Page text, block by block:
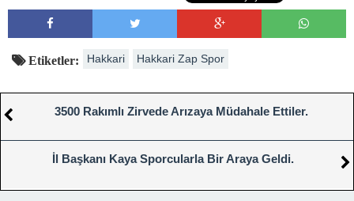
Etiketler: Hakkari Hakkari Zap Spor
3500 Rakımlı Zirvede Arızaya Müdahale Ettiler.
İl Başkanı Kaya Sporcularla Bir Araya Geldi.